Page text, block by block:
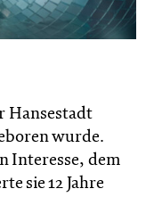
Hansestadt
wurde.
Interesse, dem
sie 12 Jahre